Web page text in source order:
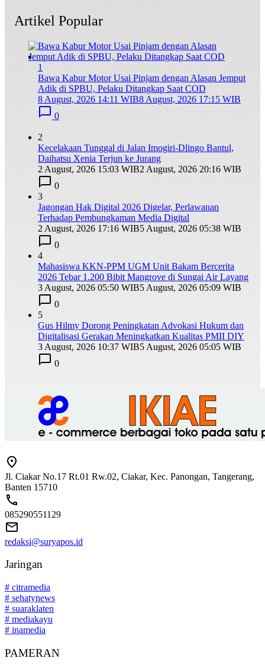
Artikel Popular
1
Bawa Kabur Motor Usai Pinjam dengan Alasan Jemput
Adik di SPBU, Pelaku Ditangkap Saat COD
8 August, 2026 14:11 WIB8 August, 2026 17:15 WIB
0
2
Kecelakaan Tunggal di Jalan Imogiri-Dlingo Bantul,
Daihatsu Xenia Terjun ke Jurang
2 August, 2026 15:03 WIB2 August, 2026 20:16 WIB
0
3
Jagongan Hak Digital 2026 Digelar, Perlawanan
Terhadap Pembungkaman Media Digital
2 August, 2026 17:16 WIB5 August, 2026 05:38 WIB
0
4
Mahasiswa KKN-PPM UGM Unit Bakam Bercerita
2026 Tebar 1.200 Bibit Mangrove di Sungai Air Layang
3 August, 2026 05:50 WIB5 August, 2026 05:09 WIB
0
5
Gus Hilmy Dorong Peningkatan Advokasi Hukum dan
Digitalisasi Gerakan Meningkatkan Kualitas PMII DIY
3 August, 2026 10:37 WIB5 August, 2026 05:05 WIB
0
Jl. Ciakar No.17 Rt.01 Rw.02, Ciakar, Kec. Panongan, Tangerang,
Banten 15710
085290551129
redaksi@suryapos.id
Jaringan
# citramedia
# sehatynews
# suaraklaten
# mediakayu
# inamedia
PAMERAN